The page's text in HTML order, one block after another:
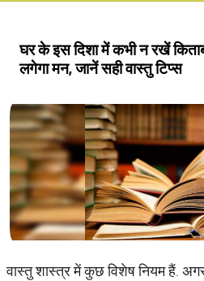
घर के इस दिशा में कभी न रखें
लगेगा मन, जानें सही वास्तु टिप्स
वास्तु शास्त्र में कुछ विशेष नियम हैं.